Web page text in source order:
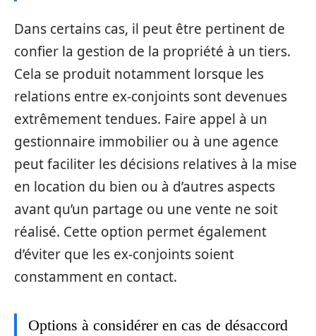
Dans certains cas, il peut être pertinent de
confier la gestion de la propriété à un tiers.
Cela se produit notamment lorsque les
relations entre ex-conjoints sont devenues
extrêmement tendues. Faire appel à un
gestionnaire immobilier ou à une agence
peut faciliter les décisions relatives à la mise
en location du bien ou à d’autres aspects
avant qu’un partage ou une vente ne soit
réalisé. Cette option permet également
d’éviter que les ex-conjoints soient
constamment en contact.
Options à considérer en cas de désaccord